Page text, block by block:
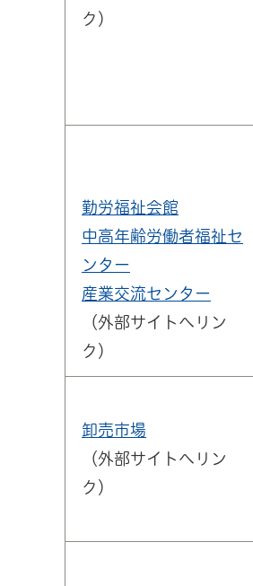
ク）
勤労福祉会館
中高年齢労働者福祉セ
ンター
産業交流センター
（外部サイトへリン
ク）
卸売市場
（外部サイトへリン
ク）